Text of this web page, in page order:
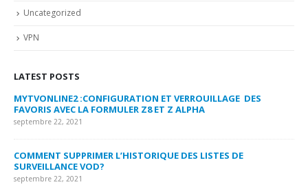
Uncategorized
VPN
LATEST POSTS
MYTVONLINE2 :CONFIGURATION ET VERROUILLAGE DES
FAVORIS AVEC LA FORMULER Z8 ET Z ALPHA
septembre 22, 2021
COMMENT SUPPRIMER L’HISTORIQUE DES LISTES DE
SURVEILLANCE VOD?
septembre 22, 2021